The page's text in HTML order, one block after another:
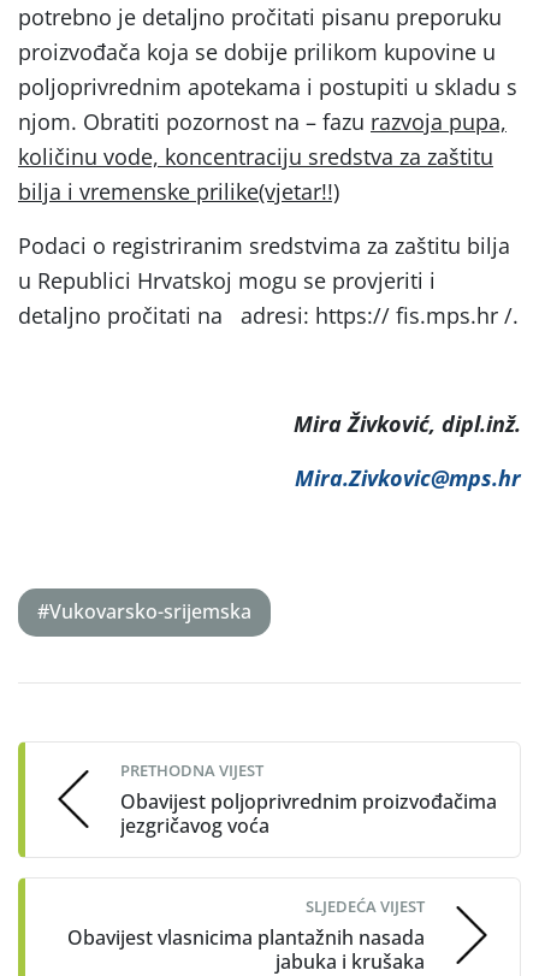
potrebno je detaljno pročitati pisanu preporuku
proizvođača koja se dobije prilikom kupovine u
poljoprivrednim apotekama i postupiti u skladu s
njom. Obratiti pozornost na – fazu razvoja pupa,
količinu vode, koncentraciju sredstva za zaštitu
bilja i vremenske prilike(vjetar!!)
Podaci o registriranim sredstvima za zaštitu bilja
u Republici Hrvatskoj mogu se provjeriti i
detaljno pročitati na adresi: https:// fis.mps.hr /.
Mira Živković, dipl.inž.
Mira.Zivkovic@mps.hr
#Vukovarsko-srijemska
navigation
PRETHODNA VIJEST
Obavijest poljoprivrednim proizvođačima
jezgričavog voća
SLJEDEĆA VIJEST
Obavijest vlasnicima plantažnih nasada
jabuka i krušaka